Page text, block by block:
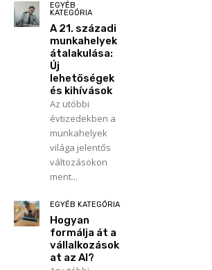
EGYÉB
KATEGÓRIA
A 21. századi
munkahelyek
átalakulása:
Új
lehetőségek
és kihívások
Az utóbbi
évtizedekben a
munkahelyek
világa jelentős
változásokon
ment...
EGYÉB KATEGÓRIA
Hogyan
formálja át a
vállalkozások
at az AI?